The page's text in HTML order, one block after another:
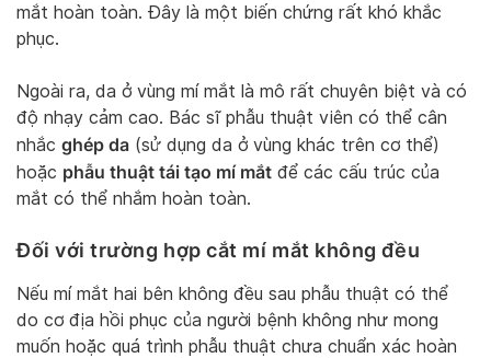
mắt hoàn toàn. Đây là một biến chứng rất khó khắc
phục.
Ngoài ra, da ở vùng mí mắt là mô rất chuyên biệt và có
độ nhạy cảm cao. Bác sĩ phẫu thuật viên có thể cân
nhắc ghép da (sử dụng da ở vùng khác trên cơ thể)
hoặc phẫu thuật tái tạo mí mắt để các cấu trúc của
mắt có thể nhắm hoàn toàn.
Đối với trường hợp cắt mí mắt không đều
Nếu mí mắt hai bên không đều sau phẫu thuật có thể
do cơ địa hồi phục của người bệnh không như mong
muốn hoặc quá trình phẫu thuật chưa chuẩn xác hoàn